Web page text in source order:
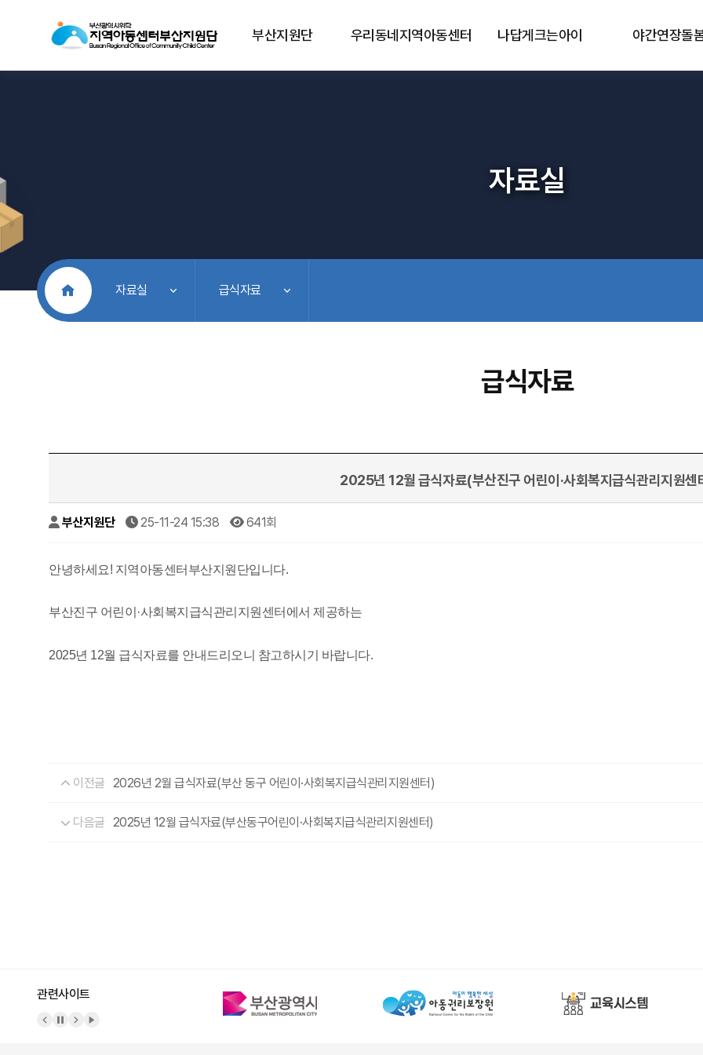
부산지원단 우리동네지역아동센터 나답게크는아이 야간연장돌
자료실
처음으로자료실 급식자료
급식자료
2025년 12월 급식자료(부산진구 어린이·사회복지급식관리지원센
부산지원단 25-11-24 15:38 641회
안녕하세요! 지역아동센터부산지원단입니다.
부산진구 어린이·사회복지급식관리지원센터에서 제공하는
2025년 12월 급식자료를 안내드리오니 참고하시기 바랍니다.
이전글 2026년 2월 급식자료(부산 동구 어린이·사회복지급식관리지원센터)
다음글 2025년 12월 급식자료(부산동구어린이·사회복지급식관리지원센터)
관련사이트